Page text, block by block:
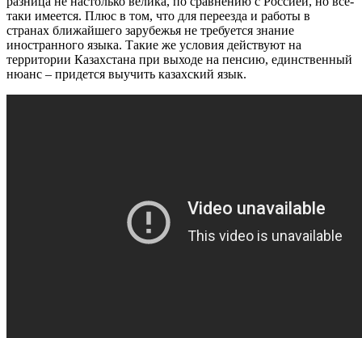
таки имеется. Плюс в том, что для переезда и работы в
странах ближайшего зарубежья не требуется знание
иностранного языка. Такие же условия действуют на
территории Казахстана при выходе на пенсию, единственный
нюанс – придется выучить казахский язык.